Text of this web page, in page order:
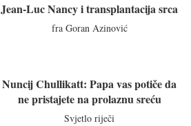
Jean-Luc Nancy i transplantacija srca
fra Goran Azinović
Nuncij Chullikatt: Papa vas potiče da
ne pristajete na prolaznu sreću
Svjetlo riječi